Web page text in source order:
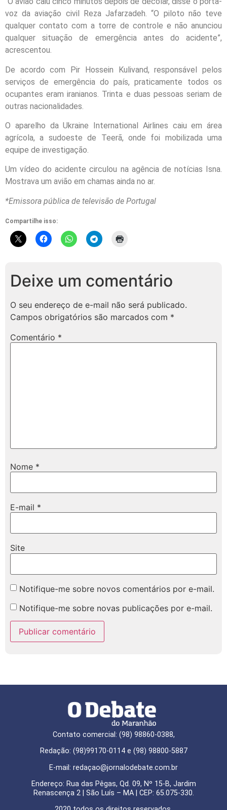
voz da aviação civil Reza Jafarzadeh. “O piloto não teve
qualquer contato com a torre de controle e não anunciou
qualquer situação de emergência antes do acidente”,
acrescentou.
De acordo com Pir Hossein Kulivand, responsável pelos
serviços de emergência do país, praticamente todos os
ocupantes eram iranianos. Trinta e duas pessoas seriam de
outras nacionalidades.
O aparelho da Ukraine International Airlines caiu em área
agrícola, a sudoeste de Teerã, onde foi mobilizada uma
equipe de investigação.
Um vídeo do acidente circulou na agência de notícias Isna.
Mostrava um avião em chamas ainda no ar.
*Emissora pública de televisão de Portugal
Compartilhe isso:
Deixe um comentário
O seu endereço de e-mail não será publicado.
Campos obrigatórios são marcados com *
Comentário *
Nome *
E-mail *
Site
Notifique-me sobre novos comentários por e-mail.
Notifique-me sobre novas publicações por e-mail.
Contato comercial: (98) 98860-0388,
Redação: (98)99170-0114 e (98) 98800-5887
E-mail: redaçao@jornalodebate.com.br
Endereço: Rua das Pêgas, Qd. 09, Nº 15-B, Jardim
Renascença 2 | São Luís – MA | CEP: 65.075-330.